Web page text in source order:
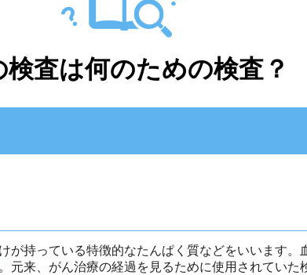
検査は何のための検査？
が持っている特徴的なたんぱく質などをいいます。
。元来、がん治療の経過を見るために使用されていた